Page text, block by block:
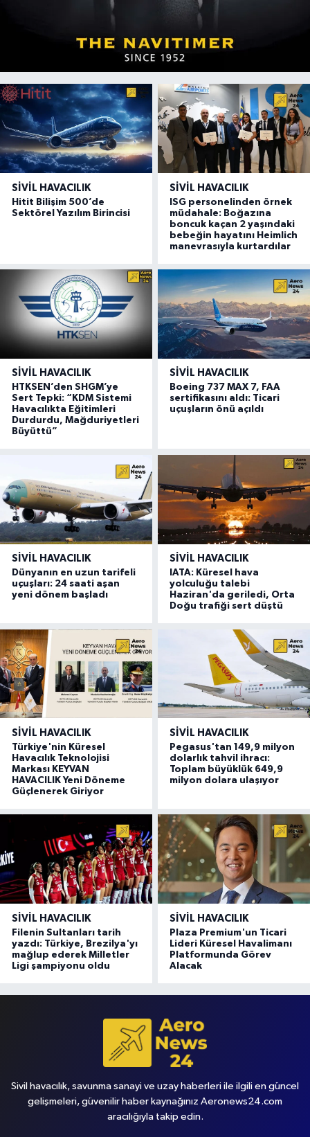
SIVIL HAVACILIK
Hitit Bilişim 500’de
Sektörel Yazılım Birincisi
SIVIL HAVACILIK
ISG personelinden örnek
müdahale: Boğazına
boncuk kaçan 2 yaşındaki
bebeğin hayatını Heimlich
manevrasıyla kurtardılar
SIVIL HAVACILIK
HTKSEN’den SHGM’ye
Sert Tepki: “KDM Sistemi
Havacılıkta Eğitimleri
Durdurdu, Mağduriyetleri
Büyüttü”
SIVIL HAVACILIK
Boeing 737 MAX 7, FAA
sertifikasını aldı: Ticari
uçuşların önü açıldı
SIVIL HAVACILIK
Dünyanın en uzun tarifeli
uçuşları: 24 saati aşan
yeni dönem başladı
SIVIL HAVACILIK
IATA: Küresel hava
yolculuğu talebi
Haziran'da geriledi, Orta
Doğu trafiği sert düştü
SIVIL HAVACILIK
Türkiye'nin Küresel
Havacılık Teknolojisi
Markası KEYVAN
HAVACILIK Yeni Döneme
Güçlenerek Giriyor
SIVIL HAVACILIK
Pegasus'tan 149,9 milyon
dolarlık tahvil ihracı:
Toplam büyüklük 649,9
milyon dolara ulaşıyor
SIVIL HAVACILIK
Filenin Sultanları tarih
yazdı: Türkiye, Brezilya'yı
mağlup ederek Milletler
Ligi şampiyonu oldu
SIVIL HAVACILIK
Plaza Premium'un Ticari
Lideri Küresel Havalimanı
Platformunda Görev
Alacak
Sivil havacılık, savunma sanayi ve uzay haberleri ile ilgili en güncel
gelişmeleri, güvenilir haber kaynağınız Aeronews24.com
aracılığıyla takip edin.